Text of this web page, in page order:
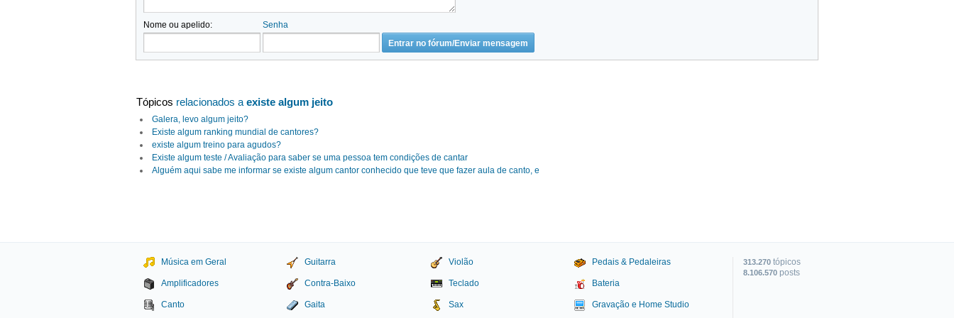
Nome ou apelido: Senha
Tópicos relacionados a existe algum jeito
Galera, levo algum jeito?
Existe algum ranking mundial de cantores?
existe algum treino para agudos?
Existe algum teste / Avaliação para saber se uma pessoa tem condições de cantar
Alguém aqui sabe me informar se existe algum cantor conhecido que teve que fazer aula de canto, e
Música em Geral Guitarra Violão Pedais & Pedaleiras
Amplificadores Contra-Baixo Teclado Bateria
Canto Gaita Sax Gravação e Home Studio
313.270 tópicos
8.106.570 posts